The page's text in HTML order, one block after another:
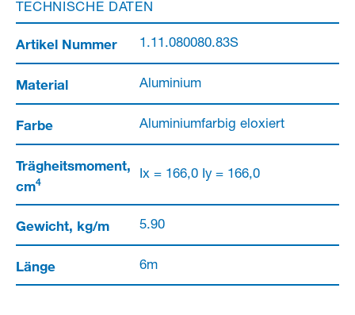
TECHNISCHE DATEN
Artikel Nummer 1.11.080080.83S
Material Aluminium
Farbe Aluminiumfarbig eloxiert
Trägheitsmoment,
cm4 Ix = 166,0 Iy = 166,0
Gewicht, kg/m 5.90
Länge 6m